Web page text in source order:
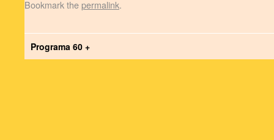
Bookmark thepermalink.
Programa 60 +